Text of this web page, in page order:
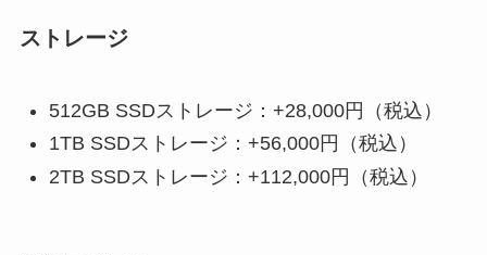
ストレージ
512GB SSDストレージ：+28,000円（税込）
1TB SSDストレージ：+56,000円（税込）
2TB SSDストレージ：+112,000円（税込）